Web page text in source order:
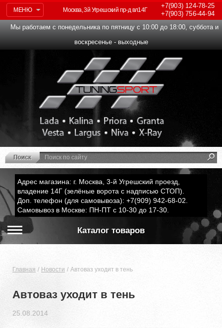
МЕНЮ
+7(903)124-78-25
+7(903)756-44-94
Москва, 3й Угрешский пр-д вл14Г
Мы работаем с понедельника по пятницу с 10:00 до 18:00, суббота и
воскресенье - выходные
Адрес магазина: г. Москва, 3-й Угрешский проезд,
владение 14Г (зелёные ворота с надписью СТОП).
Доп. телефон (для самовывоза): +7(909) 942-68-02.
Самовывоз в Москве: ПН-ПТ с 10-30 до 17-30.
Каталог товаров
Главная Новости Автоваз уходит в тень
Автоваз уходит в тень
25.08.2014